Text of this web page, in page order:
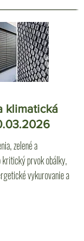
klimatická
zelené a
kritický prvok obálky,
vykurovanie a